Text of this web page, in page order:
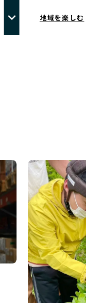
地域を楽しむ